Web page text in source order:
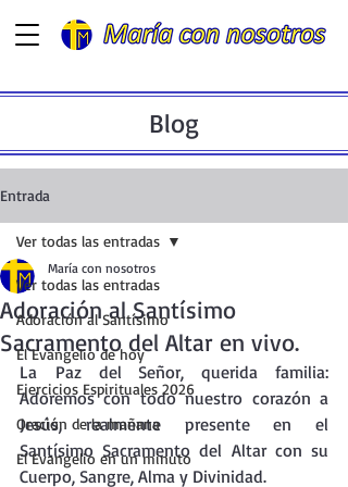
Blog
Entrada
Ver todas las entradas
Adoración al Santísimo
El Evangelio de hoy
Ejercicios Espirituales 2026
Oración de la mañana
El Evangelio en un minuto
Ver todas las entradas
Adoración al Santísimo
Sacramento del Altar en vivo.
María con nosotros
La Paz del Señor, querida familia:
Adoremos con todo nuestro corazón a
Jesús, realmente presente en el
Santísimo Sacramento del Altar con su
Cuerpo, Sangre, Alma y Divinidad.